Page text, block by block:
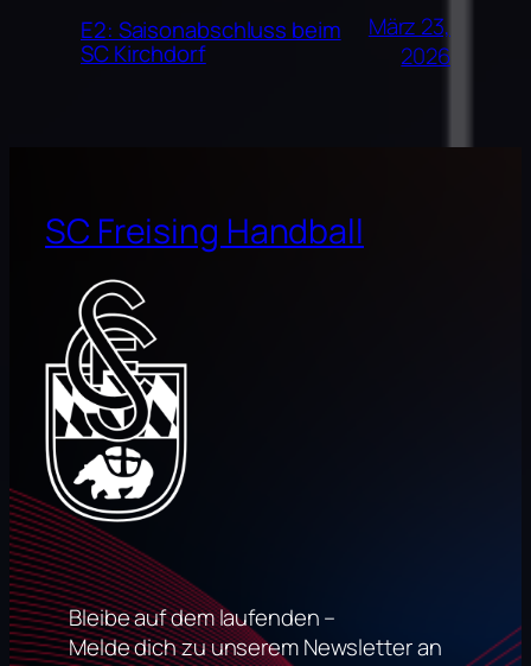
E2: Saisonabschluss beim
SC Kirchdorf
März 23,
2026
SC Freising Handball
Bleibe auf dem laufenden –
Melde dich zu unserem Newsletter an